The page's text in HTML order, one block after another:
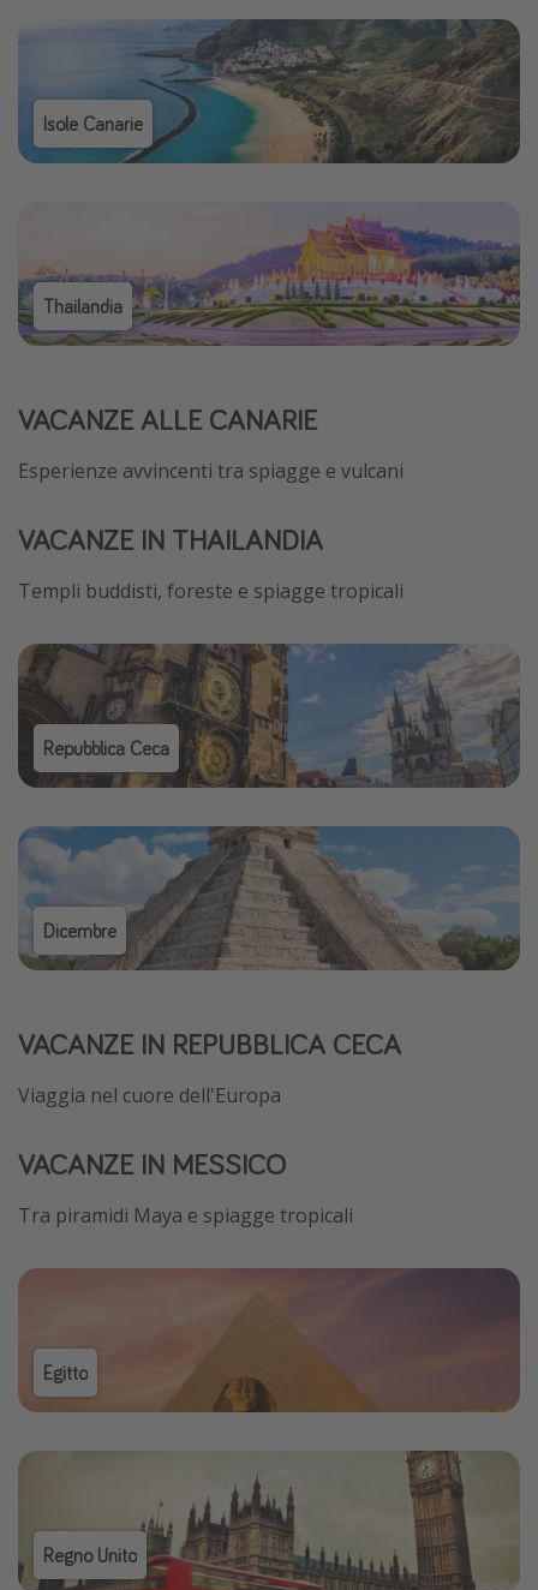
Isole Canarie
Thailandia
VACANZE ALLE CANARIE
Esperienze avvincenti tra spiagge e vulcani
VACANZE IN THAILANDIA
Templi buddisti, foreste e spiagge tropicali
Repubblica Ceca
Dicembre
VACANZE IN REPUBBLICA CECA
Viaggia nel cuore dell'Europa
VACANZE IN MESSICO
Tra piramidi Maya e spiagge tropicali
Egitto
Regno Unito